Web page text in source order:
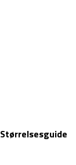
Størrelsesguide